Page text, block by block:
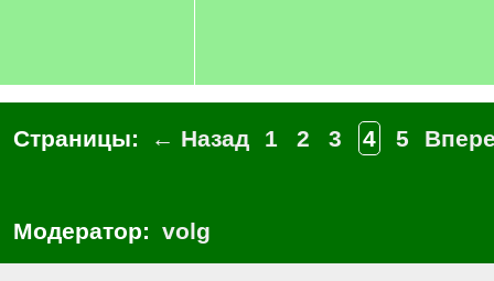
Страницы: ← Назад 1 2 3 4 5
Модератор: volg